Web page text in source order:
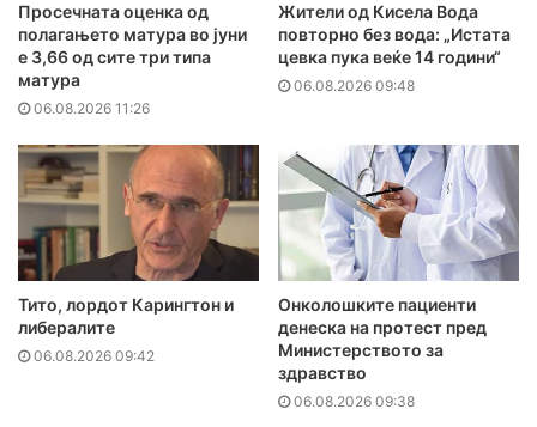
Просечната оценка од
полагањето матура во јуни
е 3,66 од сите три типа
матура
06.08.2026 11:26
Жители од Кисела Вода
повторно без вода: „Истата
цевка пука веќе 14 години“
06.08.2026 09:48
Тито, лордот Карингтон и
либералите
06.08.2026 09:42
Онколошките пациенти
денеска на протест пред
Министерството за
здравство
06.08.2026 09:38